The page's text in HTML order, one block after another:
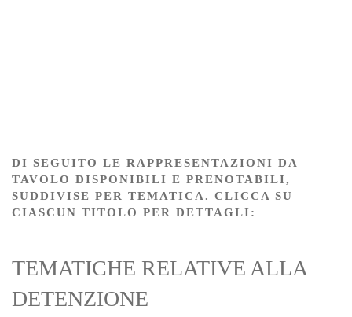
DI SEGUITO LE RAPPRESENTAZIONI DA
TAVOLO DISPONIBILI E PRENOTABILI,
SUDDIVISE PER TEMATICA. CLICCA SU
CIASCUN TITOLO PER DETTAGLI:
TEMATICHE RELATIVE ALLA
DETENZIONE